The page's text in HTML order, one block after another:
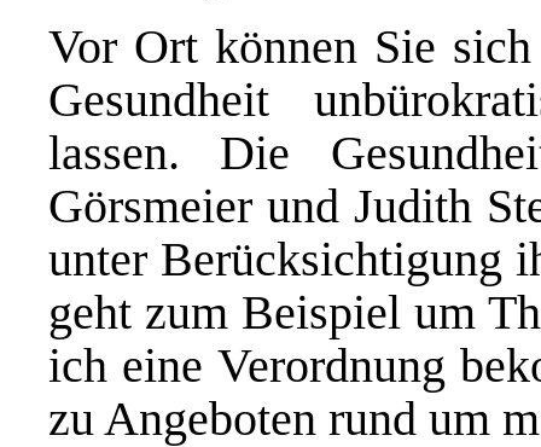
Vor Ort können Sie
Gesundheit
lassen. Die
Görsmeier und Judith
unter Berücksichtigung
geht zum Beispiel um
ich eine Verordnung
zu Angeboten rund um